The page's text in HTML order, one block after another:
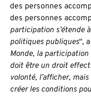
des personnes
des personnes
participation s’étende
politiques publiques“,
Monde, la
doit être un droit
volonté, l’afficher,
créer les conditions